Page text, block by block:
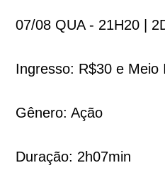
07/08 QUA - 21H20 |
Ingresso: R$30 e Meio
Gênero: Ação
Duração: 2h07min